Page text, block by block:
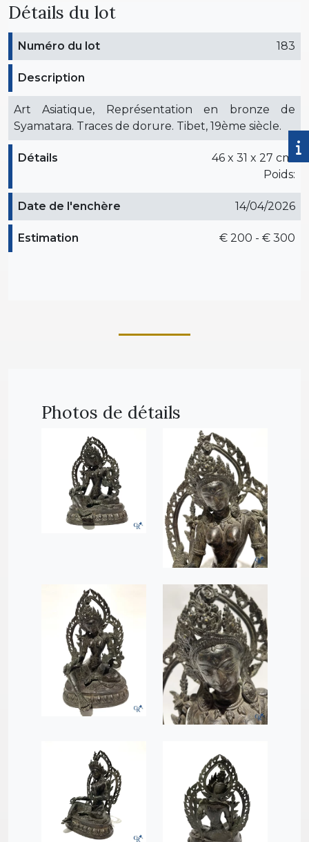
Détails du lot
Numéro du lot 183
Description
Art Asiatique, Représentation en bronze de
Syamatara. Traces de dorure. Tibet, 19ème siècle.
Détails
46 x 31 x 27 cm.
Poids:
Date de l'enchère 14/04/2026
Estimation € 200 - € 300
Photos de détails